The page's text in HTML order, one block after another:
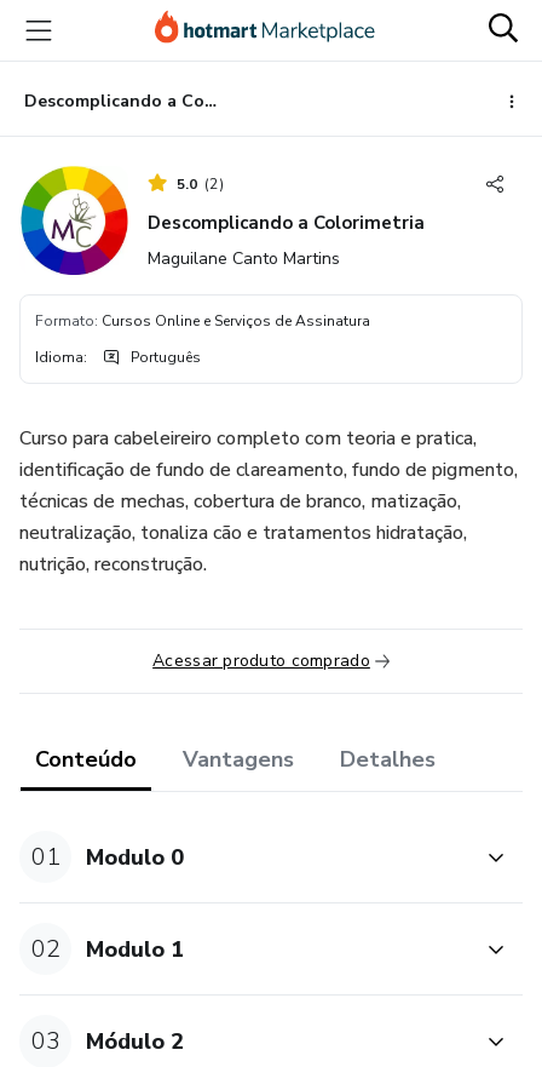
para
conteúdo
principal
para
pagamento
para
rodapé
Descomplicando a Colorimetria
5.0 (2)
Descomplicando a Colorimetria
Maguilane Canto Martins
Formato: Cursos Online e Serviços de Assinatura
Idioma: Português
Curso para cabeleireiro completo com teoria e pratica,
identificação de fundo de clareamento, fundo de pigmento,
técnicas de mechas, cobertura de branco, matização,
neutralização, tonaliza cão e tratamentos hidratação,
nutrição, reconstrução.
Acessar produto comprado
Conteúdo Vantagens Detalhes
01 Modulo 0
02 Modulo 1
03 Módulo 2